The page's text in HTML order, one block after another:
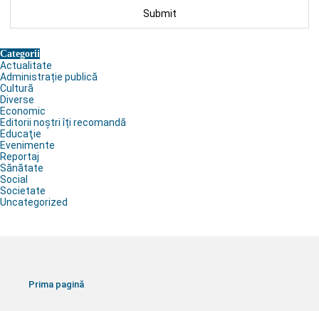
Categorii
Actualitate
Administrație publică
Cultură
Diverse
Economic
Editorii noștri îți recomandă
Educaţie
Evenimente
Reportaj
Sănătate
Social
Societate
Uncategorized
Prima pagină